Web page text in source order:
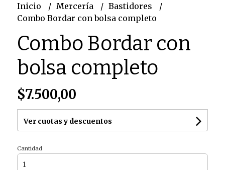
Inicio Mercería
Bastidores
Combo Bordar con bolsa completo
Combo Bordar con
bolsa completo
$7.500,00
Ver cuotas y descuentos
Cantidad